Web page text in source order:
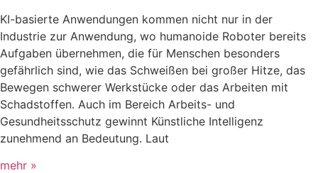
KI-basierte Anwendungen kommen nicht nur in der
Industrie zur Anwendung, wo humanoide Roboter bereits
Aufgaben übernehmen, die für Menschen besonders
gefährlich sind, wie das Schweißen bei großer Hitze, das
Bewegen schwerer Werkstücke oder das Arbeiten mit
Schadstoffen. Auch im Bereich Arbeits- und
Gesundheitsschutz gewinnt Künstliche Intelligenz
zunehmend an Bedeutung. Laut
mehr »